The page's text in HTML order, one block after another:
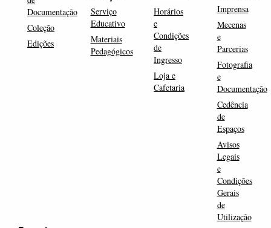
Documentação
Coleção
Edições
Serviço
Educativo
Materiais
Pedagógicos
Horários
e
Condições
de
Ingresso
Loja e
Cafetaria
Imprensa
Mecenas
e
Parcerias
Fotografia
e
Documentação
Cedência
de
Espaços
Avisos
Legais
e
Condições
Gerais
de
Utilização